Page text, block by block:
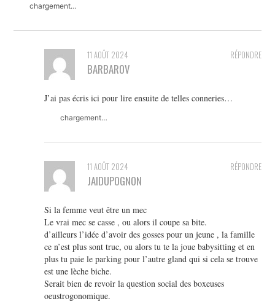
chargement…
RÉPONDRE
11 AOÛT 2024
BARBAROV
J’ai pas écris ici pour lire ensuite de telles conneries…
chargement…
RÉPONDRE
11 AOÛT 2024
JAIDUPOGNON
Si la femme veut être un mec
Le vrai mec se casse , ou alors il coupe sa bite.
d’ailleurs l’idée d’avoir des gosses pour un jeune , la famille
ce n’est plus sont truc, ou alors tu te la joue babysitting et en
plus tu paie le parking pour l’autre gland qui si cela se trouve
est une lèche biche.
Serait bien de revoir la question social des boxeuses
oeustrogonomique.